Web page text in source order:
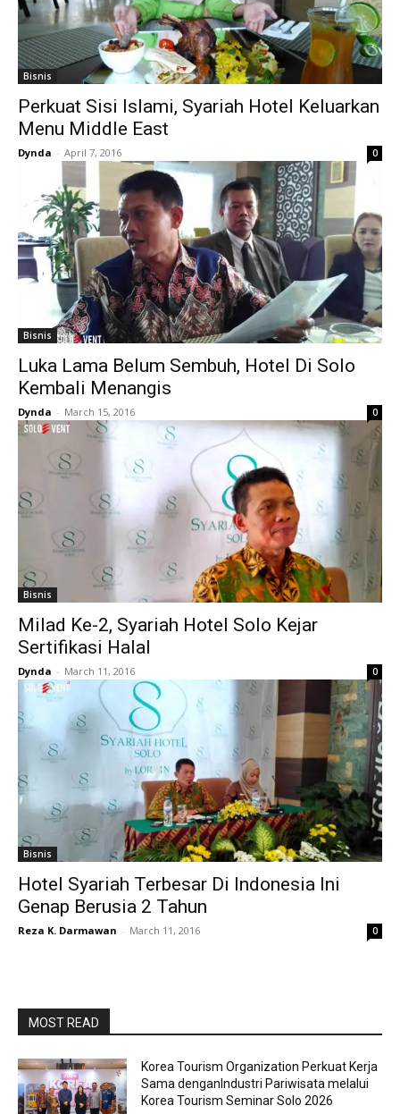
Bisnis
Perkuat Sisi Islami, Syariah Hotel Keluarkan
Menu Middle East
Dynda - April 7, 2016 0
Bisnis
Luka Lama Belum Sembuh, Hotel Di Solo
Kembali Menangis
Dynda - March 15, 2016 0
Bisnis
Milad Ke-2, Syariah Hotel Solo Kejar
Sertifikasi Halal
Dynda - March 11, 2016 0
Bisnis
Hotel Syariah Terbesar Di Indonesia Ini
Genap Berusia 2 Tahun
Reza K. Darmawan - March 11, 2016 0
MOST READ
Korea Tourism Organization Perkuat Kerja
Sama denganIndustri Pariwisata melalui
Korea Tourism Seminar Solo 2026